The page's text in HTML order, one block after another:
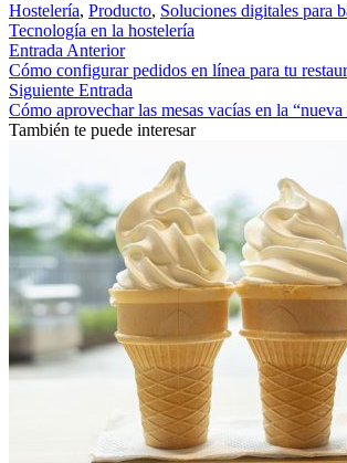
Hostelería, Producto, Soluciones digitales para
Tecnología en la hostelería
Entrada Anterior
Cómo configurar pedidos en línea para tu
Siguiente Entrada
Cómo aprovechar las mesas vacías en la
También te puede interesar